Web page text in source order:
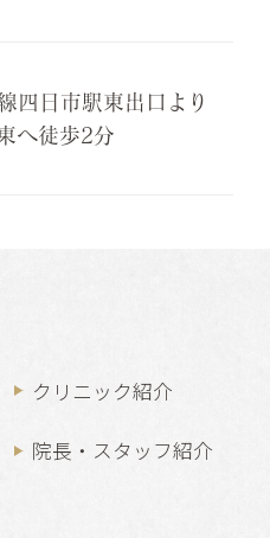
四日市駅東出口より
へ徒歩2分
クリニック紹介
院長・スタッフ紹介